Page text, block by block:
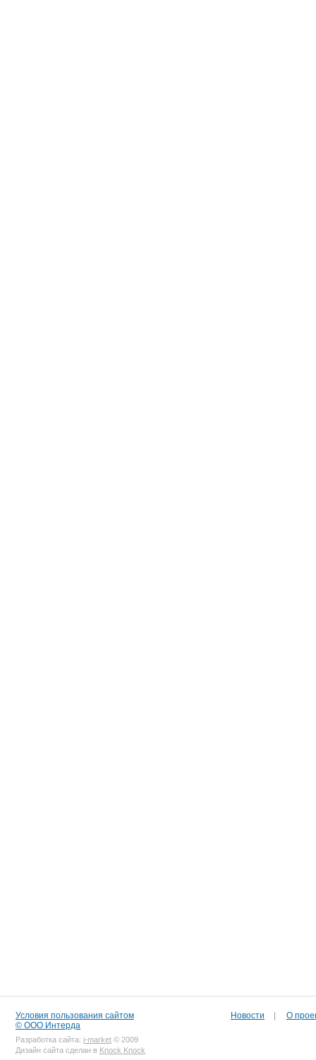
Условия пользования сайтом
© ООО Интерда
Разработка сайта: i-market © 2009
Дизайн сайта сделан в Knock Knock
Новости О